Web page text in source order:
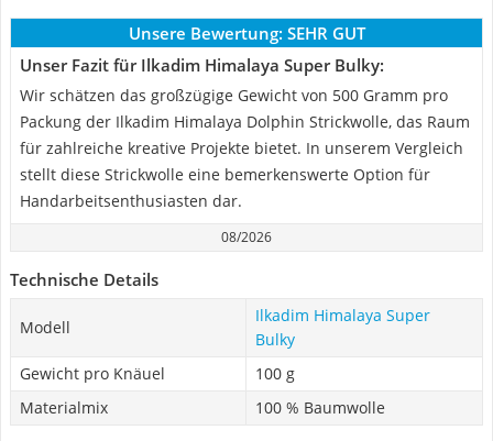
Unsere Bewertung: SEHR GUT
Unser Fazit für Ilkadim Himalaya Super Bulky:
Wir schätzen das großzügige Gewicht von 500 Gramm pro
Packung der Ilkadim Himalaya Dolphin Strickwolle, das Raum
für zahlreiche kreative Projekte bietet. In unserem Vergleich
stellt diese Strickwolle eine bemerkenswerte Option für
Handarbeitsenthusiasten dar.
08/2026
Technische Details
Modell
Ilkadim Himalaya Super
Bulky
Gewicht pro Knäuel
100 g
Materialmix
100 % Baumwolle